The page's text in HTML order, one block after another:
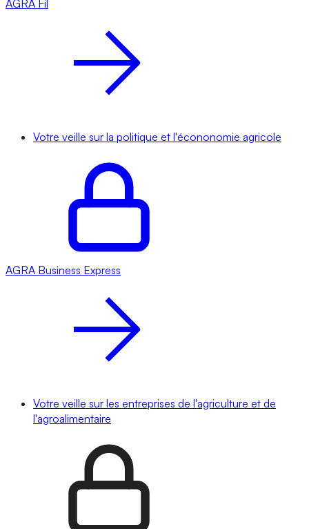
AGRA Fil
Votre veille sur la politique et l'écononomie agricole
AGRA Business Express
Votre veille sur les entreprises de l'agriculture et de
l'agroalimentaire